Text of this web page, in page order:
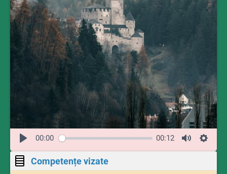
00:00 00:12
Competențe vizate